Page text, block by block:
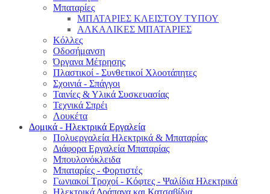
Μπαταρίες
ΜΠΑΤΑΡΙΕΣ ΚΛΕΙΣΤΟΥ ΤΥΠΟΥ
ΑΛΚΑΛΙΚΕΣ ΜΠΑΤΑΡΙΕΣ
Κόλλες
Οδοσήμανση
Όργανα Μέτρησης
Πλαστικοί - Συνθετικοί Χλοοτάπητες
Σχοινιά - Σπάγγοι
Ταινίες & Υλικά Συσκευασίας
Τεχνικά Σπρέι
Λουκέτα
Δομικά - Ηλεκτρικά Εργαλεία
Πολυεργαλεία Ηλεκτρικά & Μπαταρίας
Διάφορα Εργαλεία Μπαταρίας
Μπουλονόκλειδα
Μπαταρίες - Φορτιστές
Γωνιακοί Τροχοί - Κόφτες - Ψαλίδια Ηλεκτρικά
Ηλεκτρικά Δράπανα και Κατσαβίδια